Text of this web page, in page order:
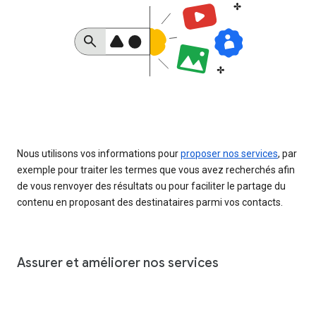
Nous utilisons vos informations pourproposer nos services, par
exemple pour traiter les termes que vous avez recherchés afin
de vous renvoyer des résultats ou pour faciliter le partage du
contenu en proposant des destinataires parmi vos contacts.
Assurer et améliorer nos services